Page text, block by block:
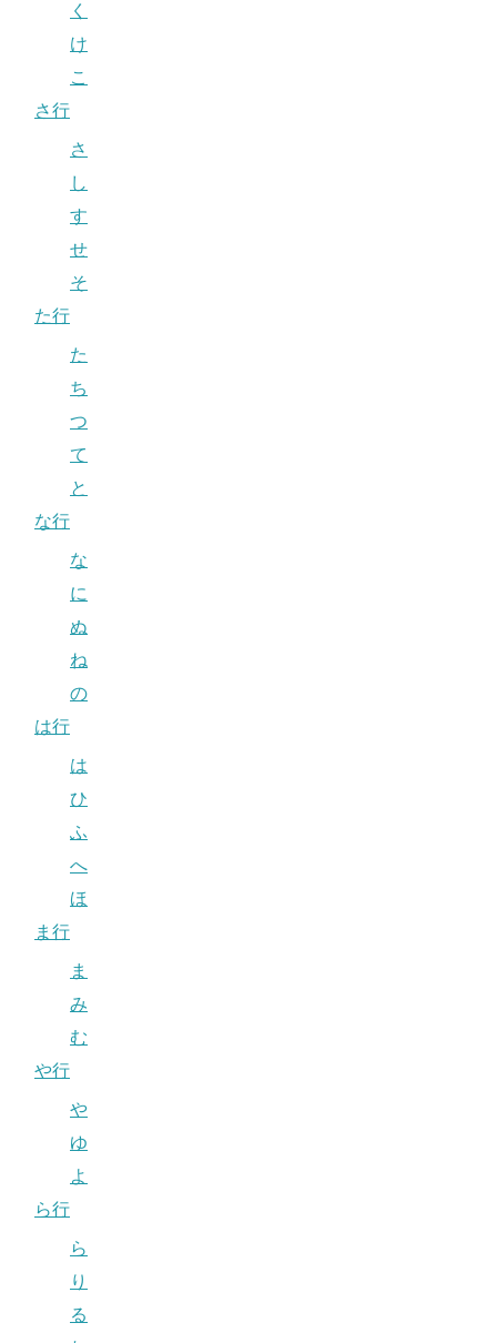
く
け
こ
さ行
さ
し
す
せ
そ
た行
た
ち
つ
て
と
な行
な
に
ぬ
ね
の
は行
は
ひ
ふ
へ
ほ
ま行
ま
み
む
や行
や
ゆ
よ
ら行
ら
り
る